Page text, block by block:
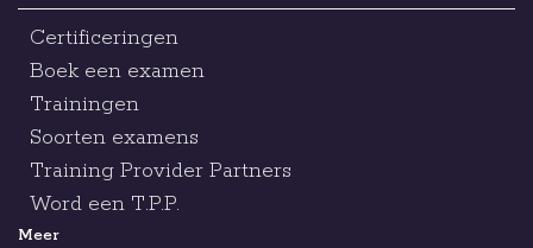
Certificeringen
Boek een examen
Trainingen
Soorten examens
Training Provider Partners
Word een T.P.P.
Meer